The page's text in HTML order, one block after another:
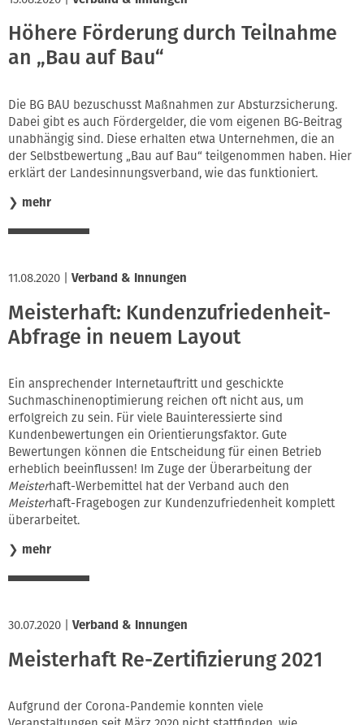
Höhere Förderung durch Teilnahme
an „Bau auf Bau“
Die BG BAU bezuschusst Maßnahmen zur Absturzsicherung.
Dabei gibt es auch Fördergelder, die vom eigenen BG-Beitrag
unabhängig sind. Diese erhalten etwa Unternehmen, die an
der Selbstbewertung „Bau auf Bau“ teilgenommen haben. Hier
erklärt der Landesinnungsverband, wie das funktioniert.
❯ mehr
11.08.2020 Verband & Innungen
Meisterhaft: Kundenzufriedenheit-
Abfrage in neuem Layout
Ein ansprechender Internetauftritt und geschickte
Suchmaschinenoptimierung reichen oft nicht aus, um
erfolgreich zu sein. Für viele Bauinteressierte sind
Kundenbewertungen ein Orientierungsfaktor. Gute
Bewertungen können die Entscheidung für einen Betrieb
erheblich beeinflussen! Im Zuge der Überarbeitung der
Meisterhaft-Werbemittel hat der Verband auch den
Meisterhaft-Fragebogen zur Kundenzufriedenheit komplett
überarbeitet.
❯ mehr
30.07.2020 Verband & Innungen
Meisterhaft Re-Zertifizierung 2021
Aufgrund der Corona-Pandemie konnten viele